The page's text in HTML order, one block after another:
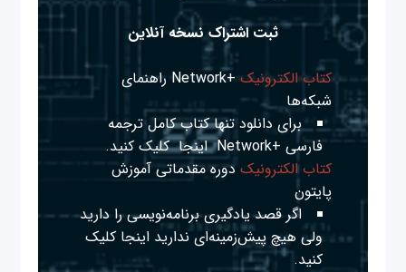
ثبت اشتراک نسخه آنلاین
کتاب الکترونیک
+Network راهنمای
شبکه‌ها
برای دانلود تنها کتاب کامل ترجمه
فارسی +Network
اینجا کلیک کنید.
کتاب الکترونیک دوره مقدماتی آموزش
پایتون
اگر قصد یادگیری برنامه‌نویسی را دارید
ولی هیچ پیش‌زمینه‌ای نداریداینجا کلیک
کنید.